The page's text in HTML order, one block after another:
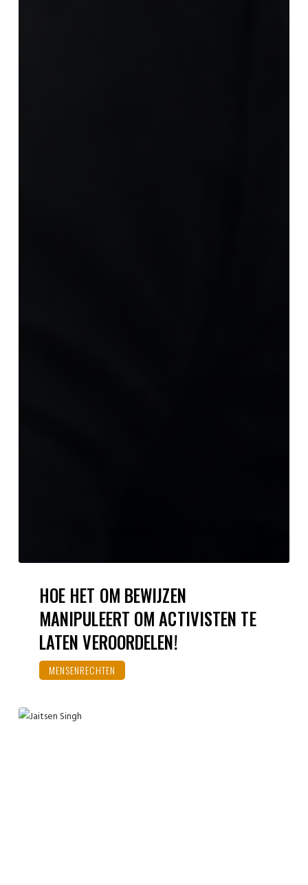
MENSENRECHTEN
HOE HET OM BEWIJZEN
MANIPULEERT OM ACTIVISTEN TE
LATEN VEROORDELEN!